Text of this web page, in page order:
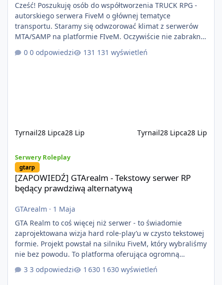
Cześć! Poszukuję osób do współtworzenia TRUCK RPG -
autorskiego serwera FiveM o głównej tematyce
transportu. Staramy się odwzorować klimat z serwerów
MTA/SAMP na platformie FIveM. Oczywiście nie zabraknie
kontentu dla graczy którzy chcą robić coś innego niż
jeździć ciężarówką. Projekt tworzony jest od podstaw z
0 odpowiedzi 131 wyświetleń
Tyrnail28 Lipca28 Lip Tyrnail28 Lipca28 Lip
Serwery Roleplay
gtarp
[ZAPOWIEDŹ] GTArealm - Tekstowy serwer RP
będący prawdziwą alternatywą
GTArealm · 1 Maja
GTA Realm to coś więcej niż serwer - to świadomie
zaprojektowana wizja hard role-play’u w czysto tekstowej
formie. Projekt powstał na silniku FiveM, który wybraliśmy
nie bez powodu. To platforma oferująca ogromną
elastyczność i znacznie szybszy rozwój systemów niż w
przypadku innych rozwiązań. Usprawniona
3 odpowiedzi 1 630 wyświetleń